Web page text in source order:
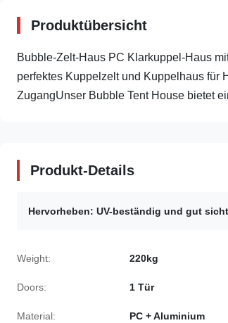
Produktübersicht
Bubble-Zelt-Haus PC Klarkuppel-Haus
perfektes Kuppelzelt und Kuppelhaus für
ZugangUnser Bubble Tent House bietet
Produkt-Details
Hervorheben: UV-beständig und gut
Weight: 220kg
Doors: 1 Tür
Material: PC + Aluminium